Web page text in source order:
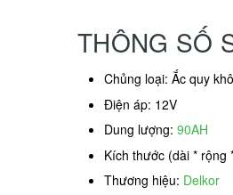
THÔNG SỐ
Chủng loại: Ắc quy
Điện áp: 12V
Dung lượng: 90AH
Kích thước (dài * rộng
Thương hiệu: Delkor